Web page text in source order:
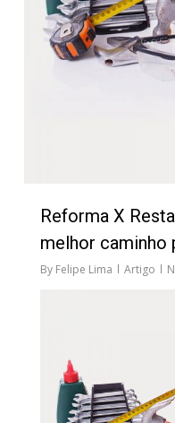
Reforma X
melhor caminho
By Felipe Lima Artigo